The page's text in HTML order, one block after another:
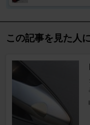
この記事を見た人